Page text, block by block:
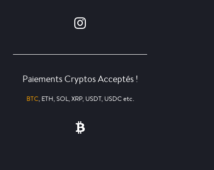
Paiements Cryptos Acceptés !
BTC, ETH, SOL, XRP, USDT, USDC etc.